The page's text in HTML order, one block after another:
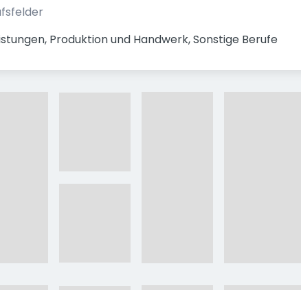
Produktion und Handwerk, Sonstige Berufe